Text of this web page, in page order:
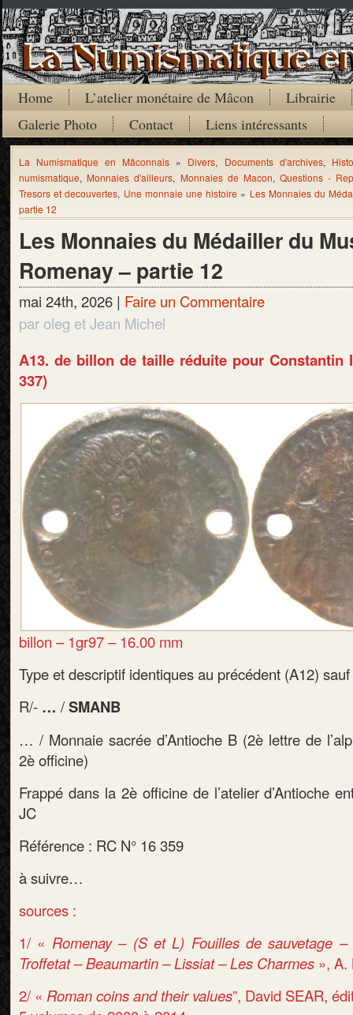
Home L’atelier monétaire de Mâcon
Librairie
Galerie Photo
Contact Liens intéressants
La Numismatique en Mâconnais » Divers, Documents d'archives,
numismatique, Monnaies d'ailleurs, Monnaies de Macon,Questions -
Tresors et decouvertes, Une monnaie une histoire » Les Monnaies du
partie 12
Les Monnaies du Médailler du
Romenay – partie 12
mai 24th, 2026 | Faire un Commentaire
par oleg et Jean Michel
A13. de billon de taille réduite pour Constantin I
337)
billon – 1gr97 – 16.00 mm
Type et descriptif identiques au précédent (A12) sauf
R/- … /SMANB
… / Monnaie sacrée d’Antioche B (2è lettre de
2è officine)
Frappé dans la 2è officine de l’atelier d’Antioche
JC
Référence : RC N° 16 359
à suivre…
sources :
1/ « Romenay – (S et L) Fouilles de sauvetage
Troffetat – Beaumartin – Lissiat – Les Charmes », A.
2/ « Roman coins and their values”, David SEAR,